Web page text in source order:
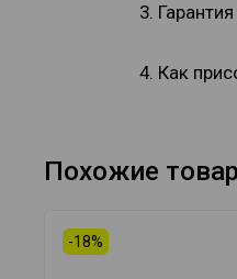
3.
4. Как
Похожие
-18%